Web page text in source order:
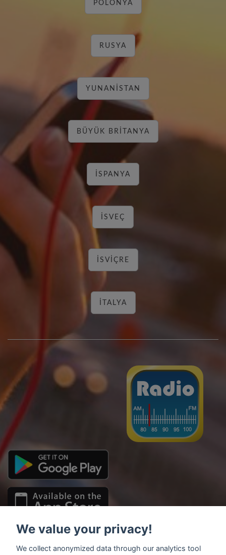
POLONYA
RUSYA
YUNANISTAN
BÜYÜK BRITANYA
İSPANYA
İSVEÇ
İSVIÇRE
İTALYA
We value your privacy!
We collect anonymized data through our analytics tool